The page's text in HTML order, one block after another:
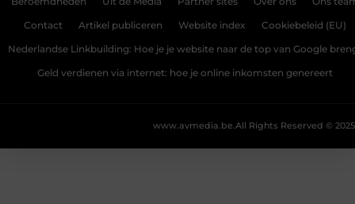
Contact Artikel publiceren Website index Cookiebeleid (EU)
Nederlandse Linkbuilding: Hoe je je website naar de top van Google
Geld verdienen via internet: hoe je online inkomsten genereert
All Rights Reserved © 2025
www.avmedia.be.